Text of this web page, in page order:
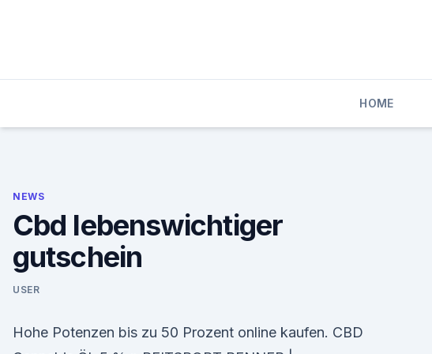
HOME
NEWS
Cbd lebenswichtiger
gutschein
USER
Hohe Potenzen bis zu 50 Prozent online kaufen. CBD